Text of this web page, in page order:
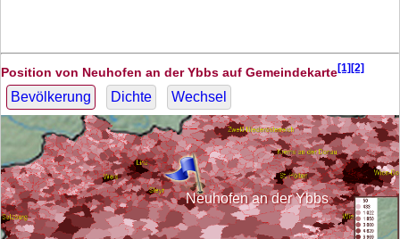
Position von Neuhofen an der Ybbs auf Gemeindekarte[1][2]
Bevölkerung Dichte Wechsel
Neuhofen an der Ybbs